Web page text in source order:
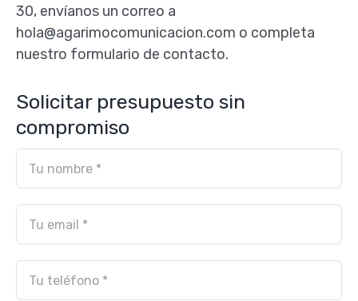
30, envíanos un correo a
hola@agarimocomunicacion.com o completa
nuestro formulario de contacto.
Solicitar presupuesto sin
compromiso